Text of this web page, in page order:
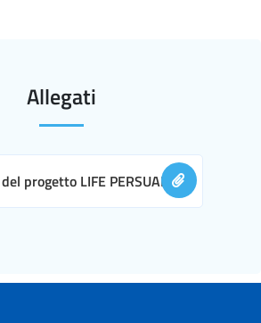
Allegati
progetto LIFE PERSUADED